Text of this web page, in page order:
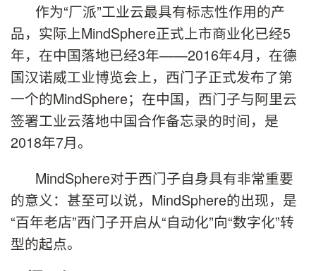
作为“厂派”工业云最具有标志性作用的产
品，实际上MindSphere正式上市商业化已经5
年，在中国落地已经3年——2016年4月，在德
国汉诺威工业博览会上，西门子正式发布了第
一个的MindSphere；在中国，西门子与阿里云
签署工业云落地中国合作备忘录的时间，是
2018年7月。
MindSphere对于西门子自身具有非常重要
的意义：甚至可以说，MindSphere的出现，是
“百年老店”西门子开启从“自动化”向“数字化”转
型的起点。